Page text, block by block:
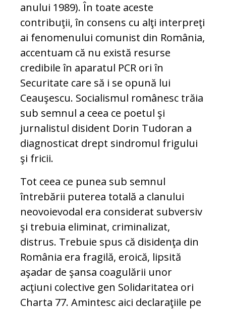
anului 1989). În toate aceste
contribuţii, în consens cu alţi interpreţi
ai fenomenului comunist din România,
accentuam că nu există resurse
credibile în aparatul PCR ori în
Securitate care să i se opună lui
Ceauşescu. Socialismul românesc trăia
sub semnul a ceea ce poetul şi
jurnalistul disident Dorin Tudoran a
diagnosticat drept sindromul frigului
şi fricii.
Tot ceea ce punea sub semnul
întrebării puterea totală a clanului
neovoievodal era considerat subversiv
şi trebuia eliminat, criminalizat,
distrus. Trebuie spus că disidenţa din
România era fragilă, eroică, lipsită
aşadar de şansa coagulării unor
acţiuni colective gen Solidaritatea ori
Charta 77. Amintesc aici declaraţiile pe